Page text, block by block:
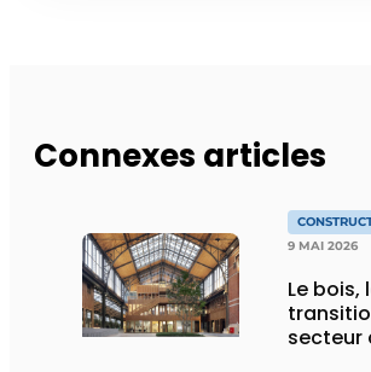
Connexes articles
9 MAI 2026
Le bois,
secteur